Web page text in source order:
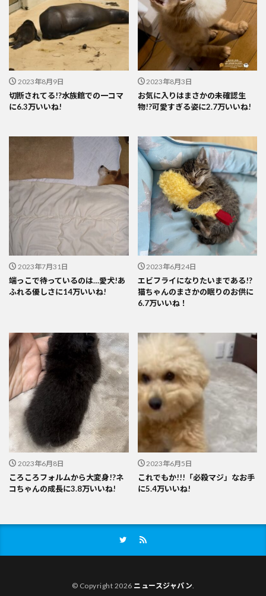
2023年8月9日
切断されてる!?水族館での一コマ
に6.3万いいね!
2023年8月3日
お気に入りはまさかの未確認生
物!?可愛すぎる姿に2.7万いいね!
2023年7月31日
端っこで待っているのは…愛犬!あ
ふれる優しさに14万いいね!
2023年6月24日
エビフライになりたいまである!?
猫ちゃんのまさかの眠りのお供に
6.7万いいね！
2023年6月8日
ころころフォルムから大変身!?ネ
コちゃんの成長に3.8万いいね!
2023年6月5日
これでもか!!!「必殺マジ」なお手
に5.4万いいね!
© Copyright 2026 ニュースジャパン